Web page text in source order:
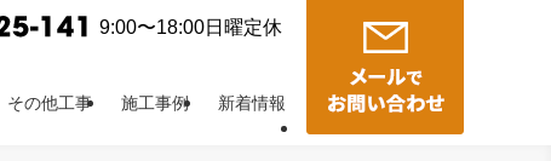
9:00〜18:00日曜定休
その他工事 施工事例 新着情報